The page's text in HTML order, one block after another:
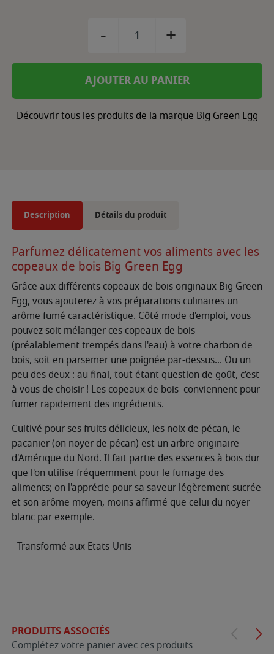
- +
AJOUTER AU PANIER
Découvrir tous les produits de la marque Big Green Egg
Description Détails du produit
Parfumez délicatement vos aliments avec les
copeaux de bois Big Green Egg
Grâce aux différents copeaux de bois originaux Big Green
Egg, vous ajouterez à vos préparations culinaires un
arôme fumé caractéristique. Côté mode d'emploi, vous
pouvez soit mélanger ces copeaux de bois
(préalablement trempés dans l'eau) à votre charbon de
bois, soit en parsemer une poignée par-dessus... Ou un
peu des deux : au final, tout étant question de goût, c'est
à vous de choisir ! Les copeaux de bois conviennent pour
fumer rapidement des ingrédients.
Cultivé pour ses fruits délicieux, les noix de pécan, le
pacanier (on noyer de pécan) est un arbre originaire
d'Amérique du Nord. Il fait partie des essences à bois dur
que l'on utilise fréquemment pour le fumage des
aliments; on l'apprécie pour sa saveur légèrement sucrée
et son arôme moyen, moins affirmé que celui du noyer
blanc par exemple.
- Transformé aux Etats-Unis
PRODUITS ASSOCIÉS
Complétez votre panier avec ces produits